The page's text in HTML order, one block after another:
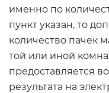
именно по
пункт указан, то
количество пачек
той или иной
предоставляется
результата на